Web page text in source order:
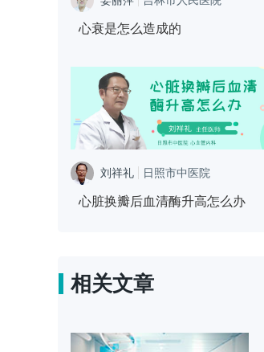
心血管内科
心衰是怎么造成的
刘祥礼
日照市中医院
心血管内科
心脏换瓣后血清酶升高怎么办
相关文章